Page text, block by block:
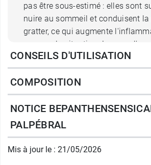
pas être sous-estimé : elles sont
nuire au sommeil et conduisent la
gratter, ce qui augmente
aggrave la situation. Lorsque
peau du contour des yeux, très fine
exposée, on parle d'eczéma des
Cette crème Bepanthen
justement conçue pour cette zone
exposée. Elle est adaptée en cas
rapidement et permet ainsi de
CONSEILS D'UTILISATION
COMPOSITION
NOTICE
PALPÉBRAL
Mis à jour le : 21/05/2026